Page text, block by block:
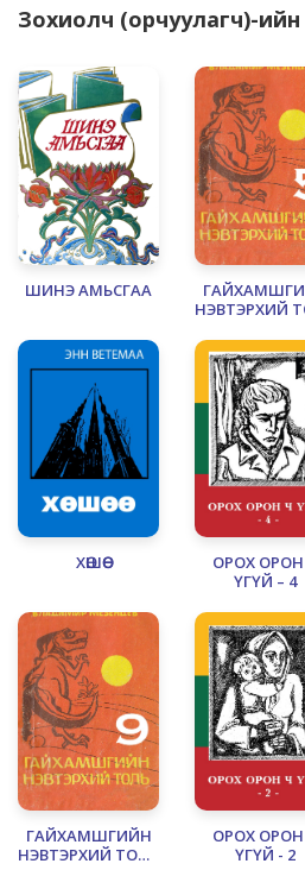
Зохиолч (орчуулагч)-
ШИНЭ АМЬСГАА
НЭВТЭРХИЙ
ХӨШӨӨ
ОРОХ ОРОН
ҮГҮЙ – 4
ГАЙХАМШГИЙН
НЭВТЭРХИЙ ТОЛЬ
ОРОХ ОРОН
ҮГҮЙ - 2